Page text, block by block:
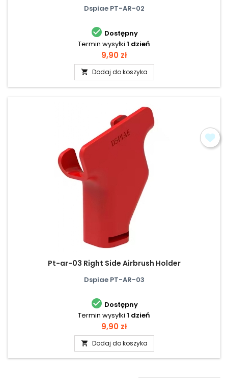
Dspiae PT-AR-02
 Dostępny
Termin wysyłki 1 dzień
Cena
9,90 zł
 Dodaj do koszyka
Pt-ar-03 Right Side Airbrush Holder
Dspiae PT-AR-03
 Dostępny
Termin wysyłki 1 dzień
Cena
9,90 zł
 Dodaj do koszyka